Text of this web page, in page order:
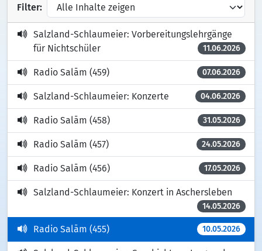
Filter:
Salzland-Schlaumeier: Vorbereitungslehrgänge
für Nichtschüler
11.06.2026
Radio Salām (459) 07.06.2026
Salzland-Schlaumeier: Konzerte 04.06.2026
Radio Salām (458) 31.05.2026
Radio Salām (457) 24.05.2026
Radio Salām (456) 17.05.2026
Salzland-Schlaumeier: Konzert in Aschersleben
14.05.2026
Radio Salām (455) 10.05.2026